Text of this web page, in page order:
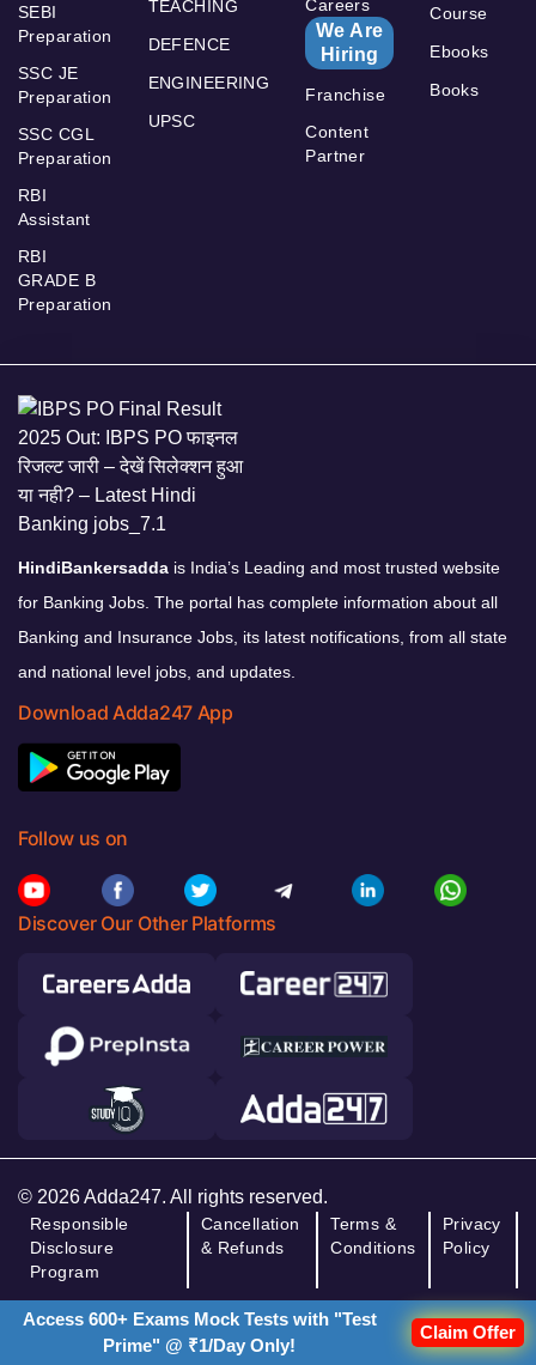
SEBI
Preparation
SSC JE
Preparation
SSC CGL
Preparation
RBI
Assistant
RBI
GRADE B
Preparation
TEACHING
DEFENCE
ENGINEERING
UPSC
Careers
We Are
Hiring
Franchise
Content
Partner
Course
Ebooks
Books
HindiBankersadda is India’s Leading and most trusted website
for Banking Jobs. The portal has complete information about all
Banking and Insurance Jobs, its latest notifications, from all state
and national level jobs, and updates.
Download Adda247 App
Follow us on
Discover Our Other Platforms
© 2026 Adda247. All rights reserved.
Responsible
Disclosure
Program
Cancellation
& Refunds
Terms &
Conditions
Privacy
Policy
Access 600+ Exams Mock Tests with "Test
Prime" @ ₹1/Day Only!
Claim Offer